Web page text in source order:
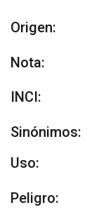
Origen:
Nota:
INCI:
Sinónimos:
Uso:
Peligro: